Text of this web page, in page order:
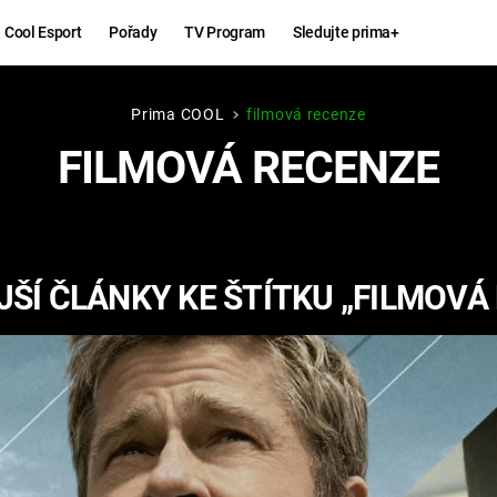
Cool Esport Pořady TV Program Sledujte prima+
Hry
KINGDOM
COME:
DELIVERANCE
ESPORT
Zábava
CHUCK
Prima COOL filmová recenze
FILMOVÁ RECENZE
ČLÁNKY KE ŠTÍTKU „FILMOVÁ